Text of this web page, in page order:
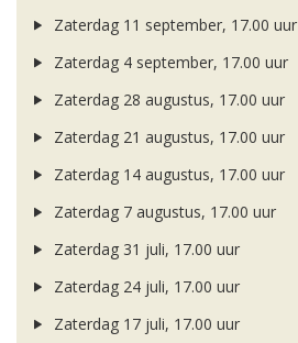
Zaterdag 11 september, 17.00 uur
Zaterdag 4 september, 17.00 uur
Zaterdag 28 augustus, 17.00 uur
Zaterdag 21 augustus, 17.00 uur
Zaterdag 14 augustus, 17.00 uur
Zaterdag 7 augustus, 17.00 uur
Zaterdag 31 juli, 17.00 uur
Zaterdag 24 juli, 17.00 uur
Zaterdag 17 juli, 17.00 uur